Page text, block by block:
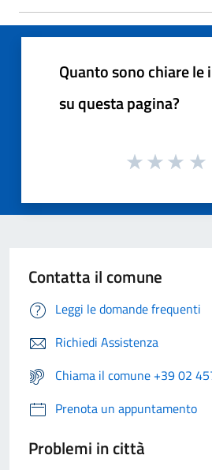
Quanto sono chiare
su questa pagina?
Contatta il comune
Leggi le domande frequenti
Richiedi Assistenza
Chiama il comune +39 02
Prenota un appuntamento
Problemi in città